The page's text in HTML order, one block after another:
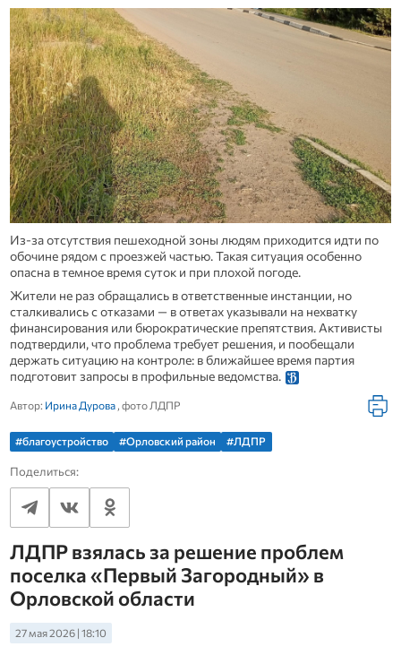
Из‑за отсутствия пешеходной зоны людям приходится идти по
обочине рядом с проезжей частью. Такая ситуация особенно
опасна в темное время суток и при плохой погоде.
Жители не раз обращались в ответственные инстанции, но
сталкивались с отказами — в ответах указывали на нехватку
финансирования или бюрократические препятствия. Активисты
подтвердили, что проблема требует решения, и пообещали
держать ситуацию на контроле: в ближайшее время партия
подготовит запросы в профильные ведомства.
Автор: Ирина Дурова, фото ЛДПР
#благоустройство #Орловский район #ЛДПР
Поделиться:
ЛДПР взялась за решение проблем
поселка «Первый Загородный» в
Орловской области
27 мая 2026 | 18:10